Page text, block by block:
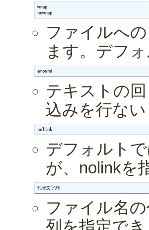
wrap
nowrap
ファイルへ
ます。デフ
around
テキストの
込みを行ない
nolink
デフォルト
が、nolinkを
代替文字列
ファイル名